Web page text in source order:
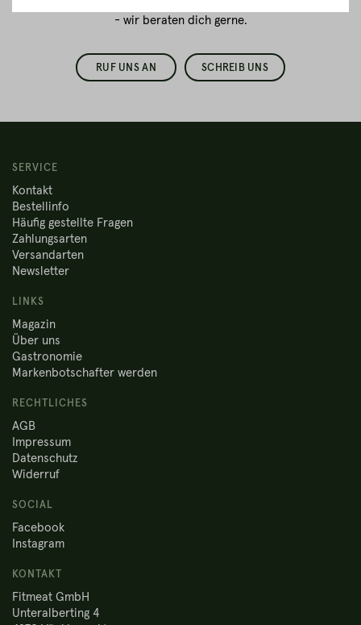
- wir beraten dich gerne.
RUF UNS AN SCHREIB UNS
SERVICE
Kontakt
Bestellinfo
Häufig gestellte Fragen
Zahlungsarten
Versandarten
Newsletter
LINKS
Magazin
Über uns
Gastronomie
Markenbotschafter werden
RECHTLICHES
AGB
Impressum
Datenschutz
Widerruf
SOCIAL
Facebook
Instagram
KONTAKT
Fitmeat GmbH
Unteralberting 4